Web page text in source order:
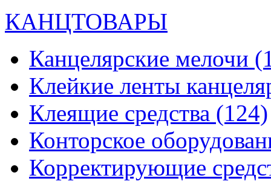
КАНЦТОВАРЫ
Канцелярские мелочи
Клейкие ленты
Клеящие средства (124)
Конторское
Корректирующие